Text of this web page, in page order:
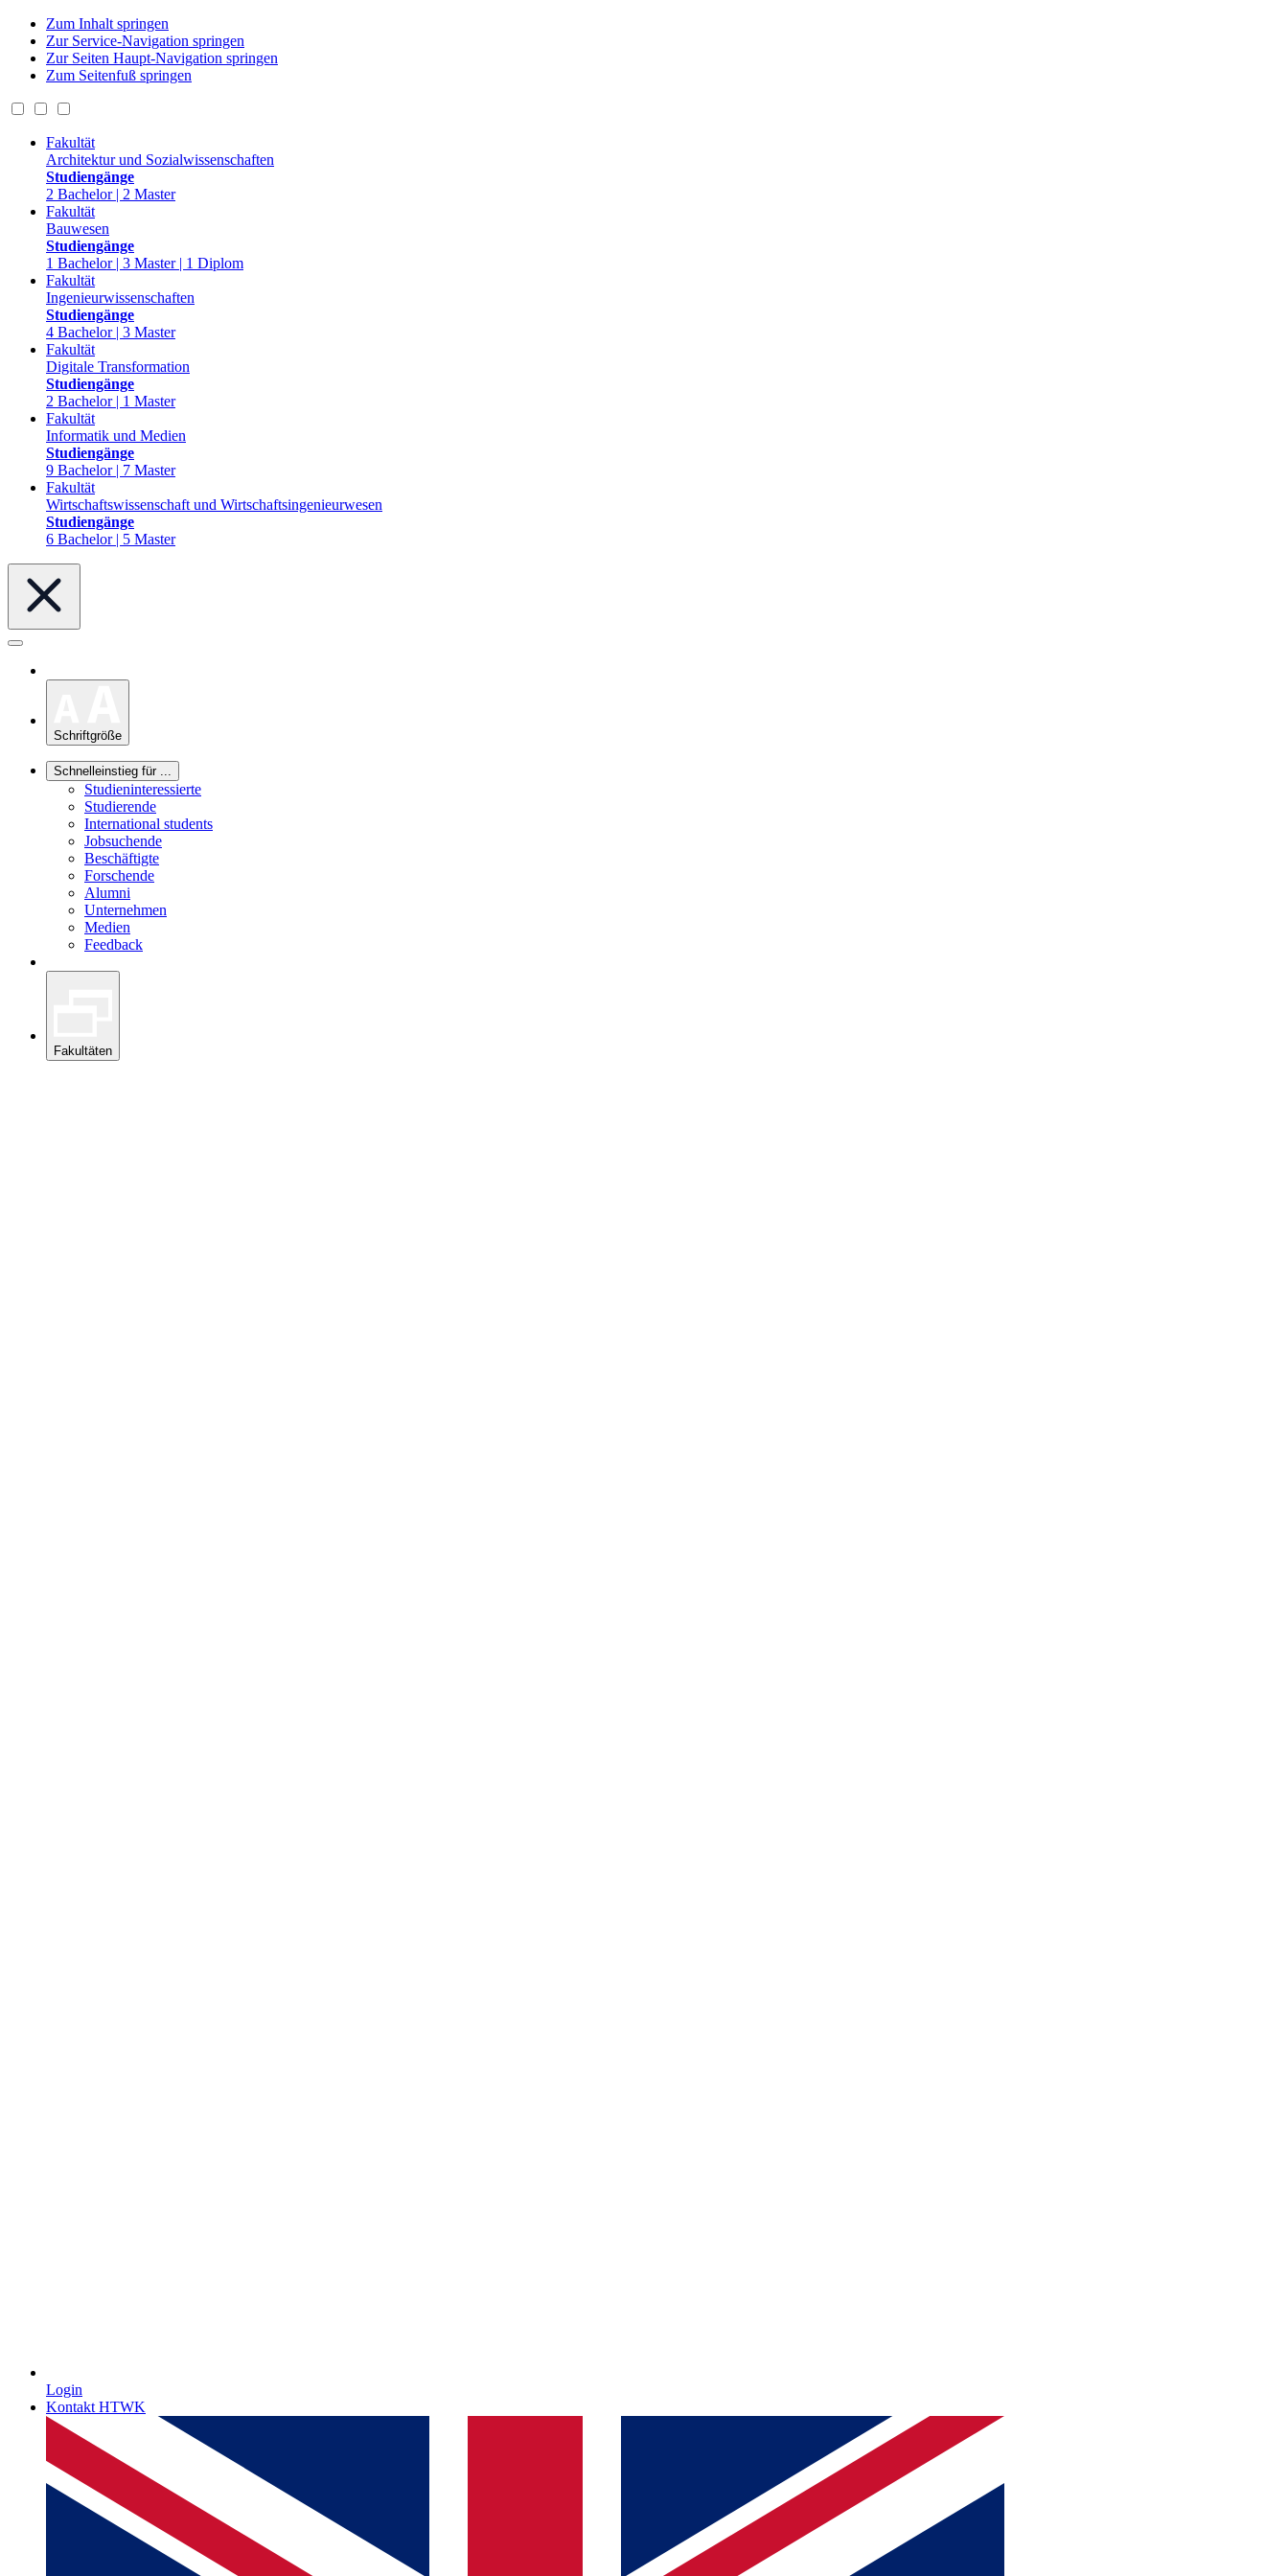
Zum Inhalt springen
Zur Service-Navigation springen
Zur Seiten Haupt-Navigation springen
Zum Seitenfuß springen
Fakultät
Architektur und Sozialwissenschaften
Studiengänge
2 Bachelor | 2 Master
Fakultät
Bauwesen
Studiengänge
1 Bachelor | 3 Master | 1 Diplom
Fakultät
Ingenieurwissenschaften
Studiengänge
4 Bachelor | 3 Master
Fakultät
Digitale Transformation
Studiengänge
2 Bachelor | 1 Master
Fakultät
Informatik und Medien
Studiengänge
9 Bachelor | 7 Master
Fakultät
Wirtschaftswissenschaft und Wirtschaftsingenieurwesen
Studiengänge
6 Bachelor | 5 Master
Schriftgröße
Schnelleinstieg für ...
Studieninteressierte
Studierende
International students
Jobsuchende
Beschäftigte
Forschende
Alumni
Unternehmen
Medien
Feedback
Fakultäten
Login
Kontakt HTWK